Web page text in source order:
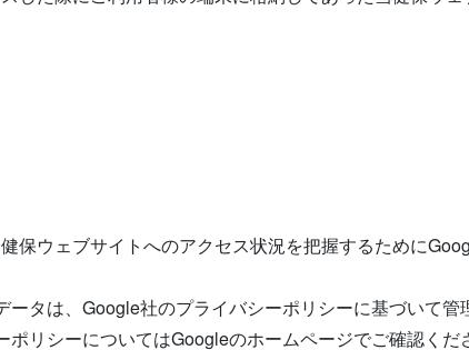
保ウェブサイトへのアクセス状況を把握するために
タは、Google社のプライバシーポリシーに基づいて管
リシーについてはGoogleのホームページでご確認くだ